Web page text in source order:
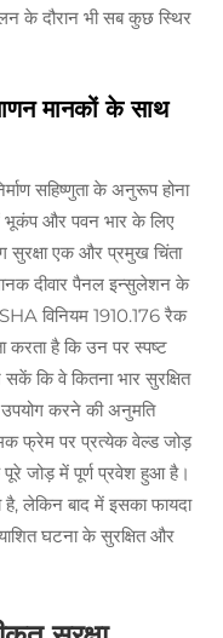
के दौरान भी सब कुछ स्थिर
मानकों के साथ
सहिष्णुता के अनुरूप होना
भूकंप और पवन भार के लिए
सुरक्षा एक और प्रमुख चिंता
दीवार पैनल इन्सुलेशन के
विनियम 1910.176 रैक
करता है कि उन पर स्पष्ट
सकें कि वे कितना भार सुरक्षित
करने की अनुमति
फ्रेम पर प्रत्येक वेल्ड जोड़
जोड़ में पूर्ण प्रवेश हुआ है।
लेकिन बाद में इसका फायदा
घटना के सुरक्षित और